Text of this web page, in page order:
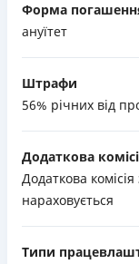
Форма
ануїтет
Штрафи
56% річних від
Додаткова
Додаткова
нараховується
Типи